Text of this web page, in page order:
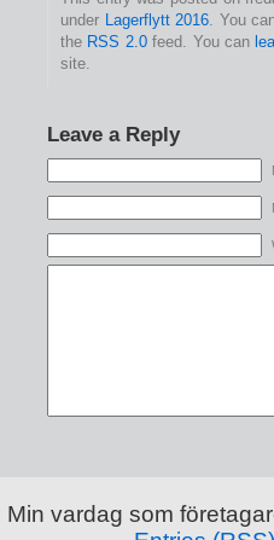
under Lagerflytt 2016. You
the RSS 2.0feed. You can
site.
Leave a Reply
Min vardag som